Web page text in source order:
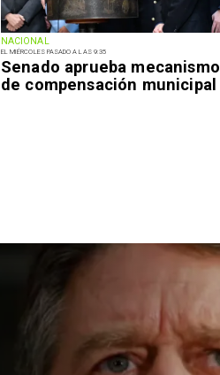
NACIONAL
EL MIÉRCOLES PASADO A LAS 9:35
Senado aprueba mecanismo
de compensación municipal